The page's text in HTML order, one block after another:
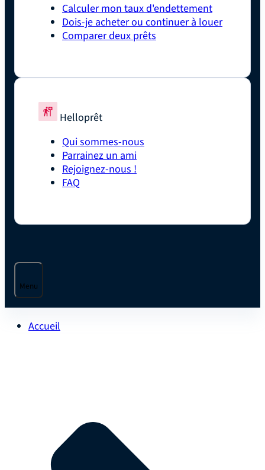
Calculer mon taux d'endettement
Dois-je acheter ou continuer à louer
Comparer deux prêts
Helloprêt
Qui sommes-nous
Parrainez un ami
Rejoignez-nous !
FAQ
Menu
Accueil